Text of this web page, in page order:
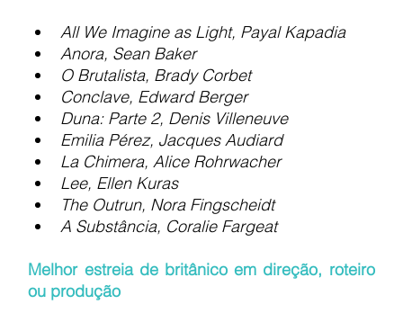
All We Imagine as Light, Payal Kapadia
Anora, Sean Baker
O Brutalista, Brady Corbet
Conclave, Edward Berger
Duna: Parte 2, Denis Villeneuve
Emilia Pérez, Jacques Audiard
La Chimera, Alice Rohrwacher
Lee, Ellen Kuras
The Outrun, Nora Fingscheidt
A Substância, Coralie Fargeat
Melhor estreia de britânico em direção, roteiro
ou produção